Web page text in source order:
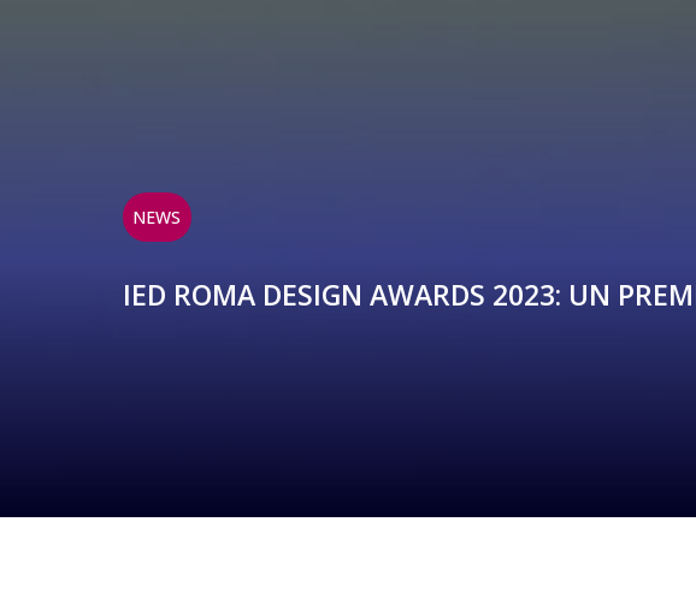
NEWS
IED ROMA DESIGN AWARDS 2023: UN